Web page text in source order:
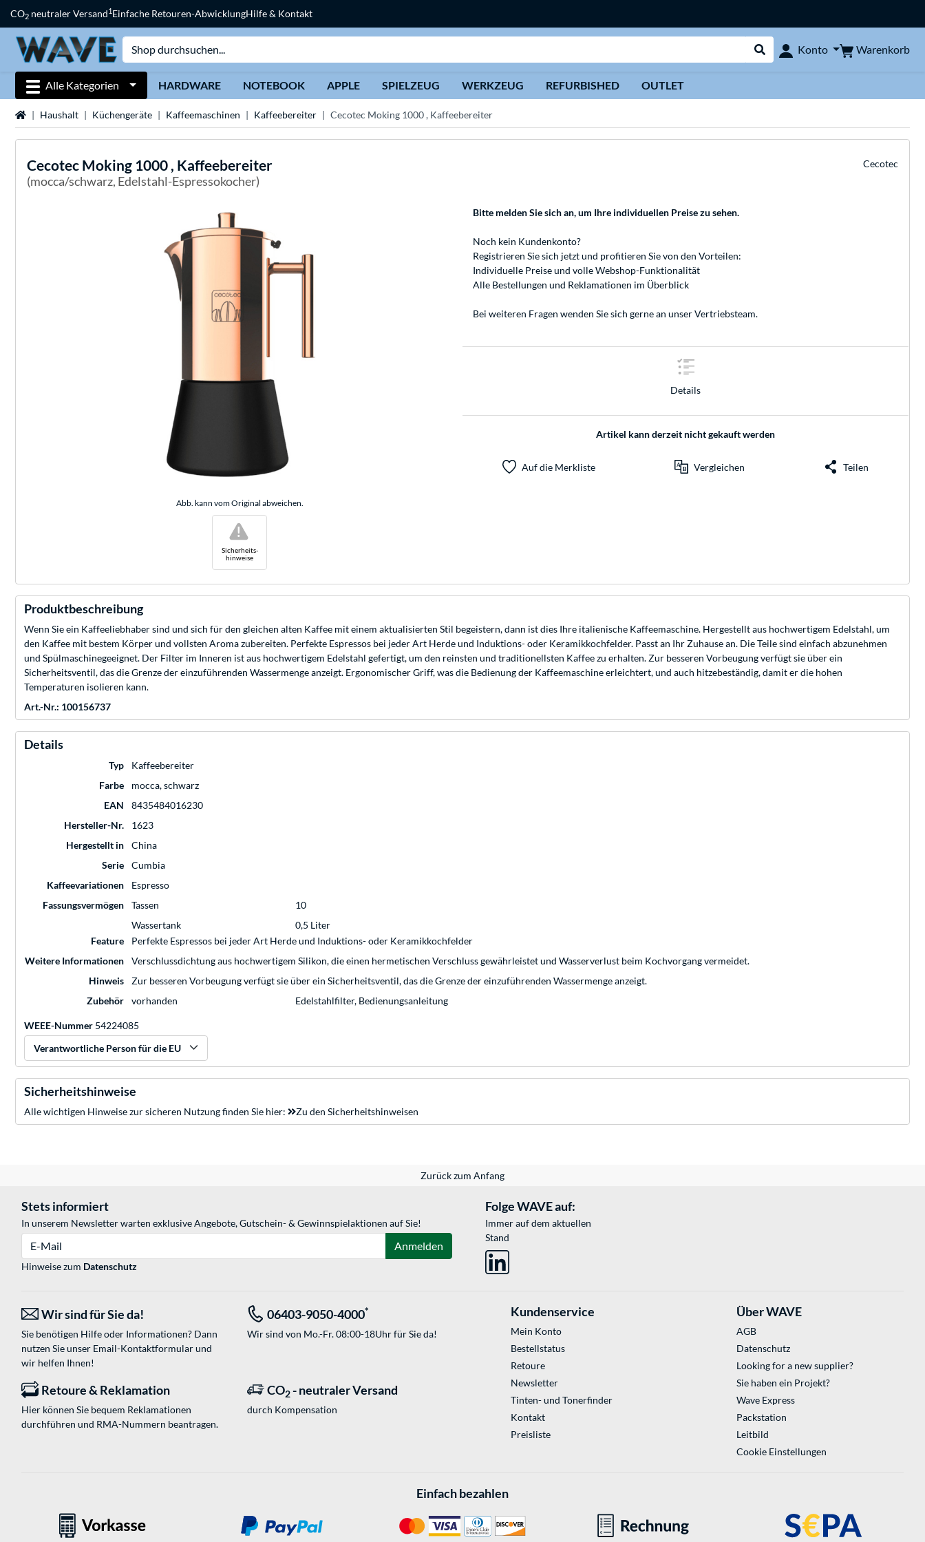
CO2 neutraler Versand1Einfache Retouren-AbwicklungHilfe & Kontakt
Suche durchführen
Konto Warenkorb
Alle Kategorien HARDWARE NOTEBOOK APPLE SPIELZEUG WERKZEUG REFURBISHED OUTLET
StartseiteHaushalt Küchengeräte Kaffeemaschinen Kaffeebereiter Cecotec Moking 1000 , Kaffeebereiter
Cecotec Moking 1000 , Kaffeebereiter
(mocca/schwarz, Edelstahl-Espressokocher)
Cecotec
Abb. kann vom Original abweichen.
Sicherheits-
hinweise
!
Bitte melden Sie sich an, um Ihre individuellen Preise zu sehen.
Noch kein Kundenkonto?
Registrieren Sie sich jetzt und profitieren Sie von den Vorteilen:
Individuelle Preise und volle Webshop-Funktionalität
Alle Bestellungen und Reklamationen im Überblick
Bei weiteren Fragen wenden Sie sich gerne an unserVertriebsteam.
Details
Artikel kann derzeit nicht gekauft werden
Auf die Merkliste Vergleichen Teilen
Produktbeschreibung
Wenn Sie ein Kaffeeliebhaber sind und sich für den gleichen alten Kaffee mit einem aktualisierten Stil begeistern, dann ist dies Ihre italienische Kaffeemaschine. Hergestellt aus hochwertigem Edelstahl, um
den Kaffee mit bestem Körper und vollsten Aroma zubereiten. Perfekte Espressos bei jeder Art Herde und Induktions- oder Keramikkochfelder. Passt an Ihr Zuhause an. Die Teile sind einfach abzunehmen
und Spülmaschinegeeignet. Der Filter im Inneren ist aus hochwertigem Edelstahl gefertigt, um den reinsten und traditionellsten Kaffee zu erhalten. Zur besseren Vorbeugung verfügt sie über ein
Sicherheitsventil, das die Grenze der einzuführenden Wassermenge anzeigt. Ergonomischer Griff, was die Bedienung der Kaffeemaschine erleichtert, und auch hitzebeständig, damit er die hohen
Temperaturen isolieren kann.
Art.-Nr.: 100156737
Details
Typ
Kaffeebereiter
Farbe
mocca, schwarz
EAN
8435484016230
Hersteller-Nr.
1623
Hergestellt in
China
Serie
Cumbia
Kaffeevariationen
Espresso
Fassungsvermögen
Tassen
10
Wassertank
0,5 Liter
Feature
Perfekte Espressos bei jeder Art Herde und Induktions- oder Keramikkochfelder
Weitere Informationen
Verschlussdichtung aus hochwertigem Silikon, die einen hermetischen Verschluss gewährleistet und Wasserverlust beim Kochvorgang vermeidet.
Hinweis
Zur besseren Vorbeugung verfügt sie über ein Sicherheitsventil, das die Grenze der einzuführenden Wassermenge anzeigt.
Zubehör
vorhanden Edelstahlfilter, Bedienungsanleitung
WEEE-Nummer 54224085
Verantwortliche Person für die EU
Sicherheitshinweise
Alle wichtigen Hinweise zur sicheren Nutzung finden Sie hier: Zu den Sicherheitshinweisen
Zurück zum Anfang
Stets informiert
In unserem Newsletter warten exklusive Angebote, Gutschein- & Gewinnspielaktionen auf Sie!
Anmelden
Hinweise zum Datenschutz
Folge WAVE auf:
Immer auf dem aktuellen
Stand
Wir sind für Sie da!
Sie benötigen Hilfe oder Informationen? Dann
nutzen Sie unser Email-Kontaktformularund
wir helfen Ihnen!
06403-9050-4000*
Wir sind von Mo.-Fr. 08:00-18Uhr für Sie da!
Retoure & Reklamation
Hier können Sie bequem Reklamationen
durchführen und RMA-Nummern beantragen.
CO2 - neutraler Versand
durch Kompensation
Kundenservice
Mein Konto
Bestellstatus
Retoure
Newsletter
Tinten- und Tonerfinder
Kontakt
Preisliste
Über WAVE
AGB
Datenschutz
Looking for a new supplier?
Sie haben ein Projekt?
Wave Express
Packstation
Leitbild
Cookie Einstellungen
Einfach bezahlen